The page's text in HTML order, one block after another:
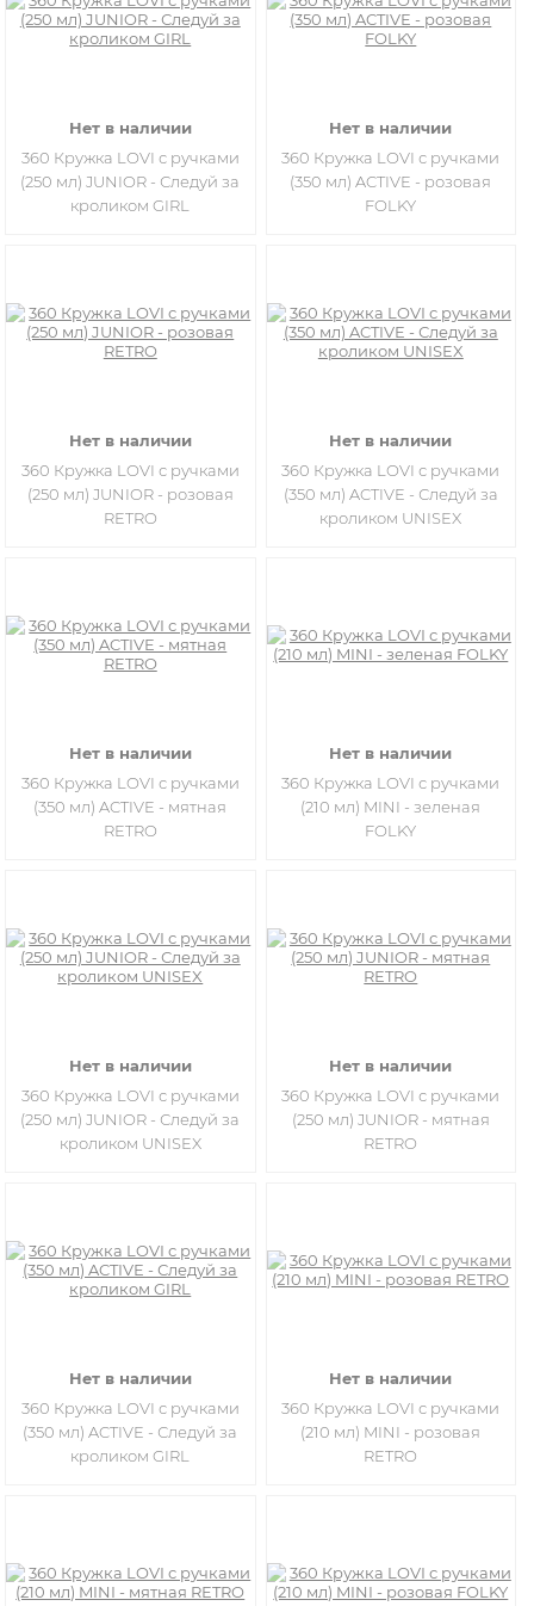
Нет в наличии
360 Кружка LOVI с ручками
(250 мл) JUNIOR - Следуй за
кроликом GIRL
Нет в наличии
360 Кружка LOVI с ручками
(350 мл) ACTIVE - розовая
FOLKY
Нет в наличии
360 Кружка LOVI с ручками
(250 мл) JUNIOR - розовая
RETRO
Нет в наличии
360 Кружка LOVI с ручками
(350 мл) ACTIVE - Следуй за
кроликом UNISEX
Нет в наличии
360 Кружка LOVI с ручками
(350 мл) ACTIVE - мятная
RETRO
Нет в наличии
360 Кружка LOVI с ручками
(210 мл) MINI - зеленая
FOLKY
Нет в наличии
360 Кружка LOVI с ручками
(250 мл) JUNIOR - Следуй за
кроликом UNISEX
Нет в наличии
360 Кружка LOVI с ручками
(250 мл) JUNIOR - мятная
RETRO
Нет в наличии
360 Кружка LOVI с ручками
(350 мл) ACTIVE - Следуй за
кроликом GIRL
Нет в наличии
360 Кружка LOVI с ручками
(210 мл) MINI - розовая
RETRO